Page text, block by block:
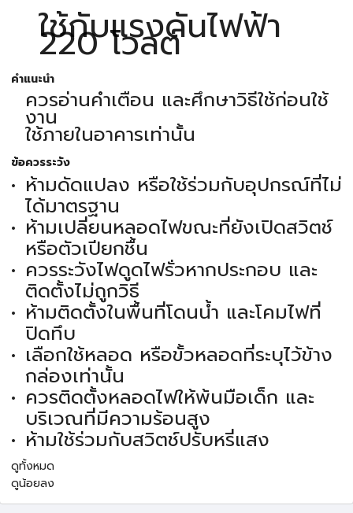
ใช้กับแรงดันไฟฟ้า
220 โวลต์
คำแนะนำ
ควรอ่านคำเตือน และศึกษาวิธีใช้ก่อนใช้
งาน
ใช้ภายในอาคารเท่านั้น
ข้อควรระวัง
ห้ามดัดแปลง หรือใช้ร่วมกับอุปกรณ์ที่ไม่
ได้มาตรฐาน
ห้ามเปลี่ยนหลอดไฟขณะที่ยังเปิดสวิตช์
หรือตัวเปียกชื้น
ควรระวังไฟดูดไฟรั่วหากประกอบ และ
ติดตั้งไม่ถูกวิธี
ห้ามติดตั้งในพื้นที่โดนน้ำ และโคมไฟที่
ปิดทึบ
เลือกใช้หลอด หรือขั้วหลอดที่ระบุไว้ข้าง
กล่องเท่านั้น
ควรติดตั้งหลอดไฟให้พ้นมือเด็ก และ
บริเวณที่มีความร้อนสูง
ห้ามใช้ร่วมกับสวิตช์ปรับหรี่แสง
ดูทั้งหมด
ดูน้อยลง